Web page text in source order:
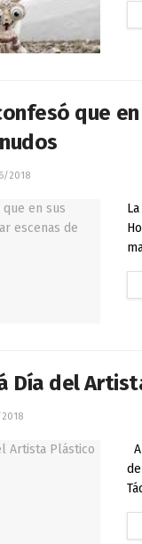
que
2018
Día del